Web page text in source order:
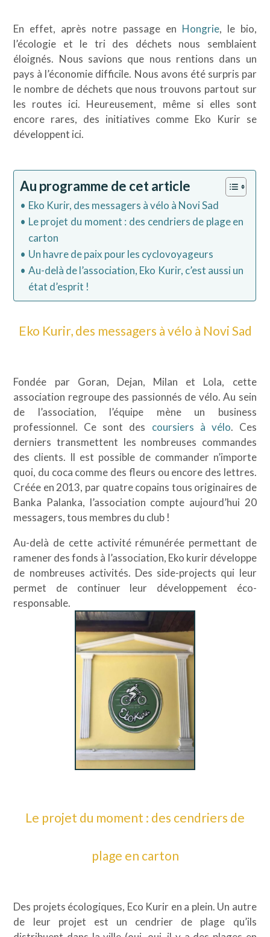
En effet, après notre passage en Hongrie, le bio,
l’écologie et le tri des déchets nous semblaient
éloignés. Nous savions que nous rentions dans un
pays à l’économie difficile. Nous avons été surpris par
le nombre de déchets que nous trouvons partout sur
les routes ici. Heureusement, même si elles sont
encore rares, des initiatives comme Eko Kurir se
développent ici.
Au programme de cet article
Eko Kurir, des messagers à vélo à Novi Sad
Le projet du moment : des cendriers de plage en
carton
Un havre de paix pour les cyclovoyageurs
Au-delà de l’association, Eko Kurir, c’est aussi un
état d’esprit !
Eko Kurir, des messagers à vélo à Novi Sad
Fondée par Goran, Dejan, Milan et Lola, cette
association regroupe des passionnés de vélo. Au sein
de l’association, l’équipe mène un business
professionnel. Ce sont des coursiers à vélo. Ces
derniers transmettent les nombreuses commandes
des clients. Il est possible de commander n’importe
quoi, du coca comme des fleurs ou encore des lettres.
Créée en 2013, par quatre copains tous originaires de
Banka Palanka, l’association compte aujourd’hui 20
messagers, tous membres du club !
Au-delà de cette activité rémunérée permettant de
ramener des fonds à l’association, Eko kurir développe
de nombreuses activités. Des side-projects qui leur
permet de continuer leur développement éco-
responsable.
Le projet du moment : des cendriers de
plage en carton
Des projets écologiques, Eco Kurir en a plein. Un autre
de leur projet est un cendrier de plage qu’ils